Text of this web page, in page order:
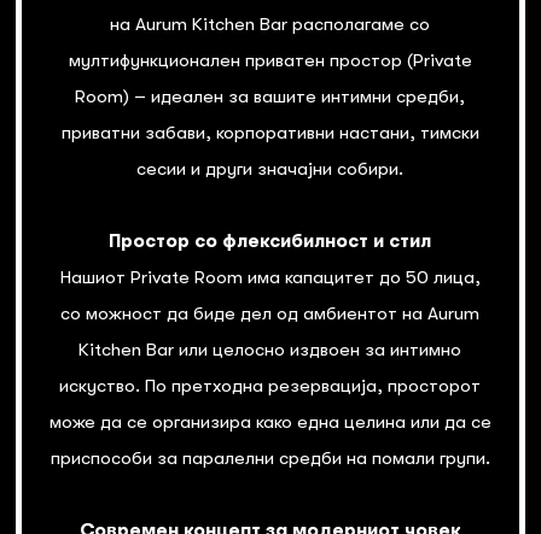
на Aurum Kitchen Bar располагаме со
мултифункционален приватен простор (Private
Room) – идеален за вашите интимни средби,
приватни забави, корпоративни настани, тимски
сесии и други значајни собири.
Простор со флексибилност и стил
Нашиот Private Room има капацитет до 50 лица,
со можност да биде дел од амбиентот на Aurum
Kitchen Bar или целосно издвоен за интимно
искуство. По претходна резервација, просторот
може да се организира како една целина или да се
приспособи за паралелни средби на помали групи.